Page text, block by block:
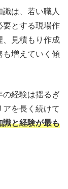
は、若い職人
要とする現場作
、見積もり作成
増えていく傾
の経験は揺るぎ
を長く続けて
識と経験が最も